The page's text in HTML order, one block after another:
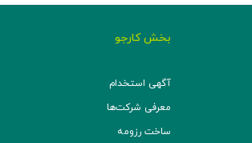
بخش کارجو
آگهی استخدام
معرفی شرکت‌ها
ساخت رزومه